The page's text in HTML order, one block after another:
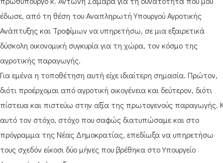
έδωσε, από τη θέση του Αναπληρωτή Υπουργού Αγροτικής
Ανάπτυξης και Τροφίμων να υπηρετήσω, σε μια εξαιρετικά
δύσκολη οικονομική συγκυρία για τη χώρα, τον κόσμο της
αγροτικής παραγωγής.
Για εμένα η τοποθέτηση αυτή είχε ιδιαίτερη σημασία. Πρώτον,
διότι προέρχομαι από αγροτική οικογένεια και δεύτερον, διότι
πίστευα και πιστεύω στην αξία της πρωτογενούς παραγωγής.
αυτό τον στόχο, στόχο που σαφώς διατυπώσαμε και στο
πρόγραμμα της Νέας Δημοκρατίας, επεδίωξα να υπηρετήσω
τους σχεδόν είκοσι δύο μήνες που βρέθηκα στο Υπουργείο